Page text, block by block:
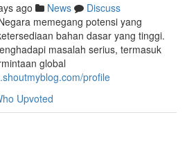
ago News
Discuss
memegang potensi yang
bahan dasar yang tinggi.
masalah serius, termasuk
global
profile
Upvoted